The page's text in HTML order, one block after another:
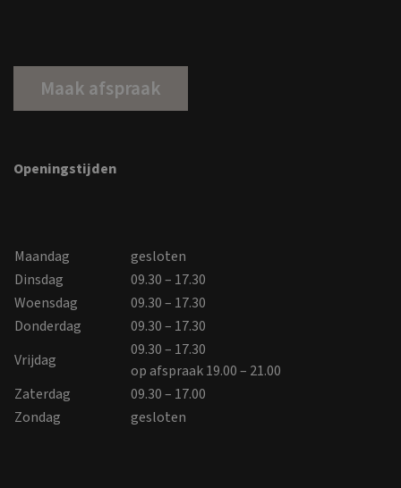
Maak afspraak
Openingstijden
Maandag
gesloten
Dinsdag
09.30 – 17.30
Woensdag
09.30 – 17.30
Donderdag
09.30 – 17.30
Vrijdag
09.30 – 17.30
op afspraak 19.00 – 21.00
Zaterdag
09.30 – 17.00
Zondag
gesloten